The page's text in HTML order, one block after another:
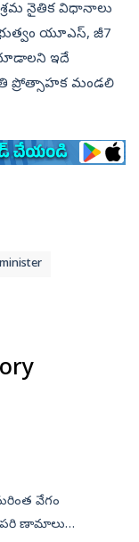
నైతిక విధానాలు
యూఎస్, జీ7
ఇదే
ప్రోత్సాహక మండలి
వేగం
పరి ణామాలు